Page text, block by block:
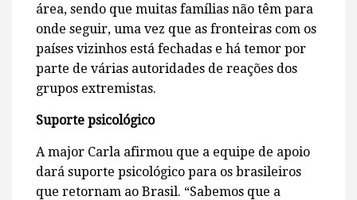
área, sendo que muitas famílias não têm para
onde seguir, uma vez que as fronteiras com os
países vizinhos está fechadas e há temor por
parte de várias autoridades de reações dos
grupos extremistas.
Suporte psicológico
A major Carla afirmou que a equipe de apoio
dará suporte psicológico para os brasileiros
que retornam ao Brasil. “Sabemos que a